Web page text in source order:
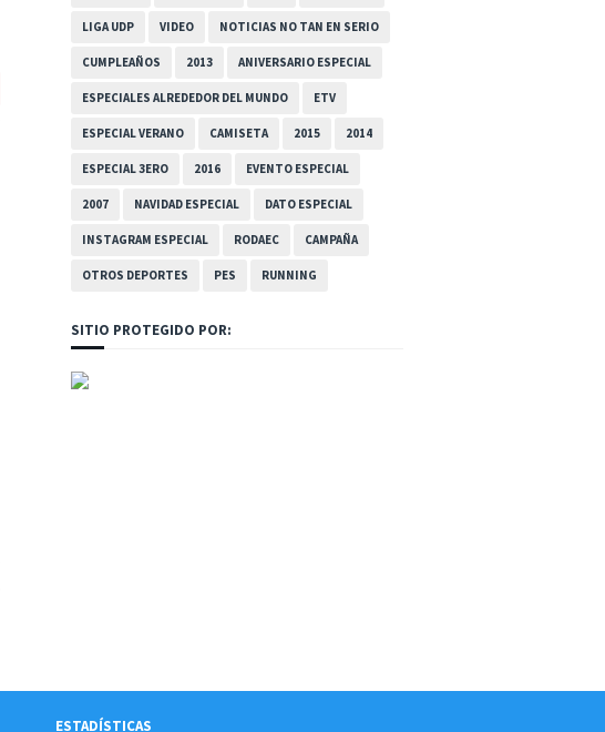
LIGA UDP VIDEO NOTICIAS NO TAN EN SERIO
CUMPLEAÑOS 2013 ANIVERSARIO ESPECIAL
ESPECIALES ALREDEDOR DEL MUNDO ETV
ESPECIAL VERANO CAMISETA 2015 2014
ESPECIAL 3ERO 2016 EVENTO ESPECIAL
2007 NAVIDAD ESPECIAL DATO ESPECIAL
INSTAGRAM ESPECIAL RODAEC CAMPAÑA
OTROS DEPORTES PES RUNNING
SITIO PROTEGIDO POR:
ESTADÍSTICAS